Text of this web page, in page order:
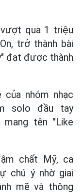
qua 1 triệu
trở thành bài
đạt được thành
nhóm nhạc
solo đầu tay
tên "Like
chất Mỹ, ca
chú ý nhờ giai
mẽ và thông